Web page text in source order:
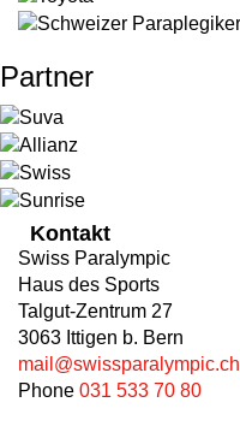
Partner
Kontakt
Swiss Paralympic
Haus des Sports
Talgut-Zentrum 27
3063 Ittigen b. Bern
mail@swissparalympic.ch
Phone 031 533 70 80